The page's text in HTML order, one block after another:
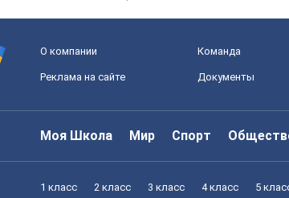
О компании Команда
Реклама на сайте Документы
Моя Школа Мир Спорт
1 класс 2 класс 3 класс 4 класс 5